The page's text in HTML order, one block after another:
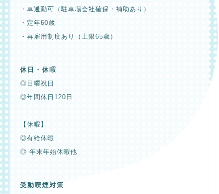
・車通勤可（駐車場会社確保・補助あり）
・定年60歳
・再雇用制度あり（上限65歳）
休日・休暇
◎日曜祝日
◎年間休日120日
【休暇】
◎有給休暇
◎ 年末年始休暇他
受動喫煙対策